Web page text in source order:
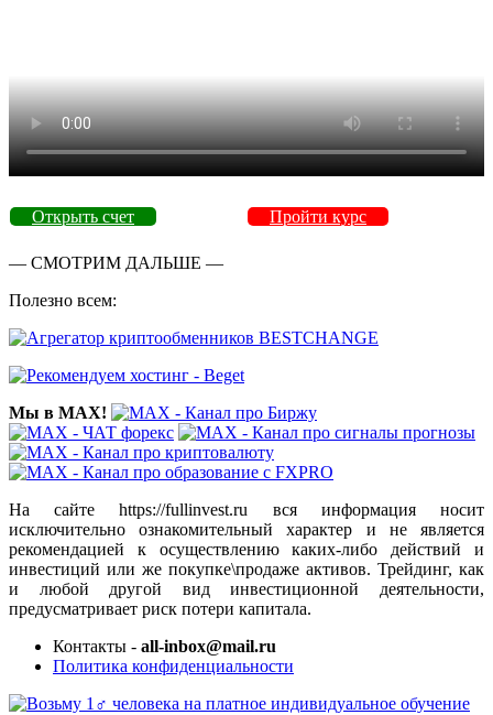
Открыть счет Пройти курс
— СМОТРИМ ДАЛЬШЕ —
Полезно всем:
Мы в MAX!
На сайте https://fullinvest.ru вся информация носит
исключительно ознакомительный характер и не является
рекомендацией к осуществлению каких-либо действий и
инвестиций или же покупке\продаже активов. Трейдинг, как
и любой другой вид инвестиционной деятельности,
предусматривает риск потери капитала.
Контакты - all-inbox@mail.ru
Политика конфиденциальности